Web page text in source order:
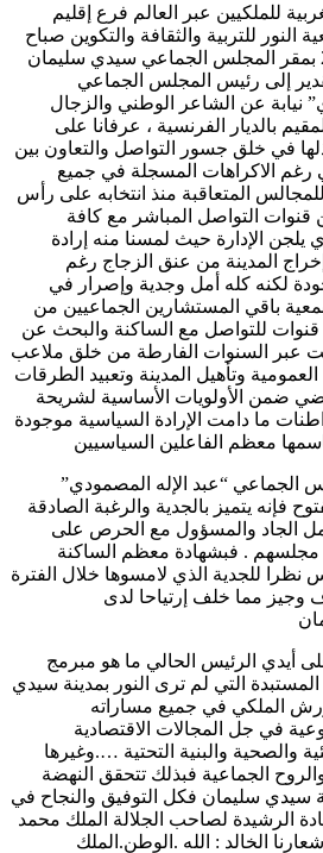
للملكيين عبر العالم فرع إقليم
للتربية والثقافة والتكوين صباح
يومه الإثنين 25 شتنبر 2023 بمقر المجلس الجماعي سيدي سليمان
إلى رئيس المجلس الجماعي
نيابة عن الشاعر الوطني والزجال
بالديار الفرنسية ، عرفانا على
في خلق جسور التواصل والتعاون بين
رغم الاكراهات المسجلة في جميع
للمجالس المتعاقبة منذ انتخابه على رأس
التواصل المباشر مع كافة
يلجن الإدارة حيث لمسنا منه إرادة
المدينة من عنق الزجاج رغم
لكنه كله أمل وجدية وإصرار في
باقي المستشارين الجماعيين من
قنوات للتواصل مع الساكنة والبحث عن
عبر السنوات الفارطة من خلق ملاعب
العمومية وتأهيل المدينة وتعبيد الطرقات
ضمن الأولويات الأساسية لشريحة
ما دامت الإرادة السياسية موجودة
معظم الفاعلين السياسيين
الجماعي “عبد الإله المصمودي”
فإنه يتميز بالجدية والرغبة الصادقة
الجاد والمسؤول مع الحرص على
مجلسهم . فبشهادة معظم الساكنة
للجدية الذي لامسوها خلال الفترة
وجيز مما خلف إرتياحا لدى
أيدي الرئيس الحالي ما هو مبرمج
التي لم ترى النور بمدينة سيدي
الملكي في جميع مساراته
في جل المجالات الاقتصادية
والصحية والبنية التحتية ….وغيرها
الجماعية فبذلك تتحقق النهضة
سيدي سليمان فكل التوفيق والنجاح في
الرشيدة لصاحب الجلالة الملك محمد
الخالد : الله .الوطن.الملك